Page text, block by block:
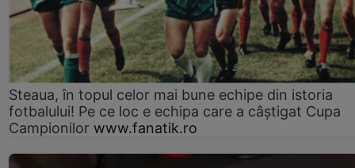
Steaua, în topul celor mai bune echipe din istoria
fotbalului! Pe ce loc e echipa care a câştigat Cupa
Campionilor www.fanatik.ro